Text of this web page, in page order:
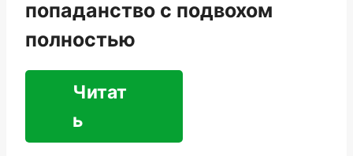
попаданство с подвохом
полностью
Читат
ь